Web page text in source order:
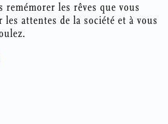
les rêves que vous
attentes de la société et à vous